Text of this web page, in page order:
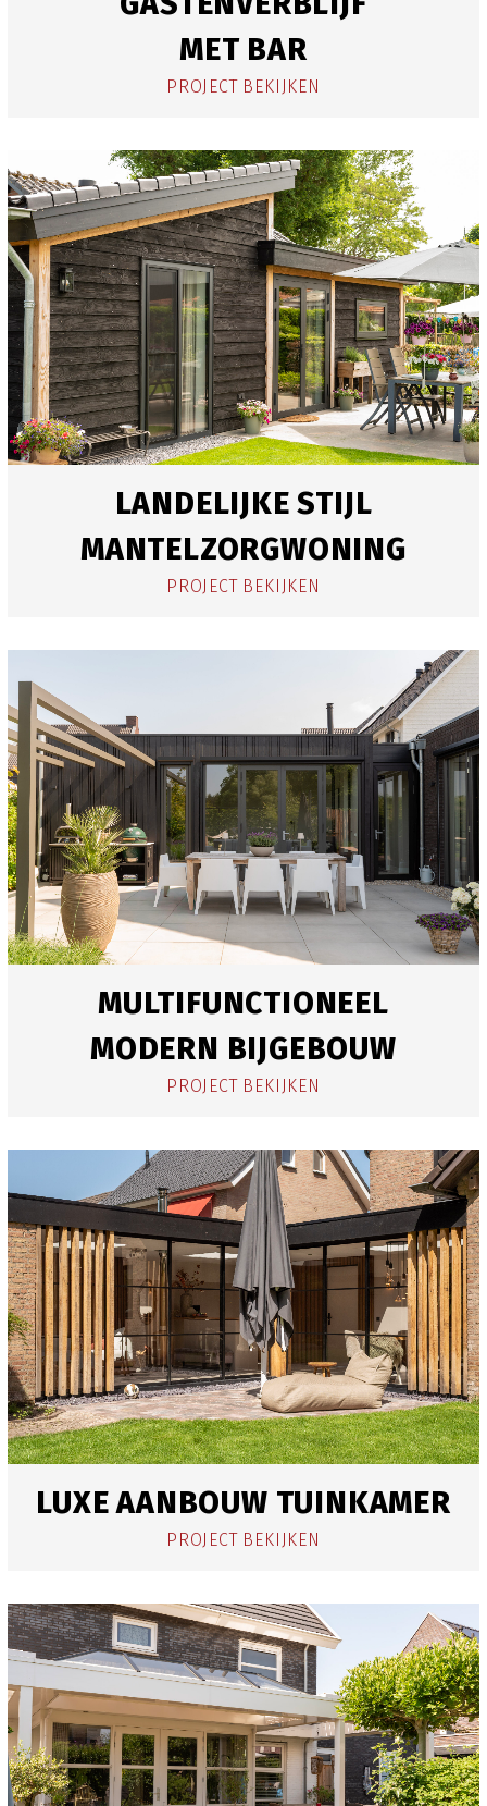
MET BAR
PROJECT BEKIJKEN
LANDELIJKE STIJL
MANTELZORGWONING
PROJECT BEKIJKEN
MULTIFUNCTIONEEL
MODERN BIJGEBOUW
PROJECT BEKIJKEN
LUXE AANBOUW TUINKAMER
PROJECT BEKIJKEN